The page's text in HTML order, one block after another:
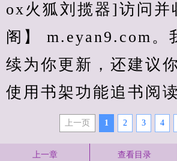
ox火狐刘揽器]访问并
阁】 m.eyan9.com。
续为你更新，还建议
使用书架功能追书阅
上一页 1 2 3 4
上一章 查看目录